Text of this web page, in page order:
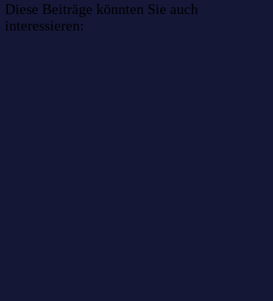
Diese Beiträge könnten Sie auch
interessieren: